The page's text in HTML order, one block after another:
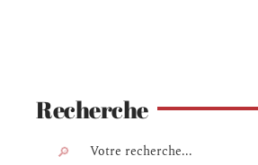
Recherche